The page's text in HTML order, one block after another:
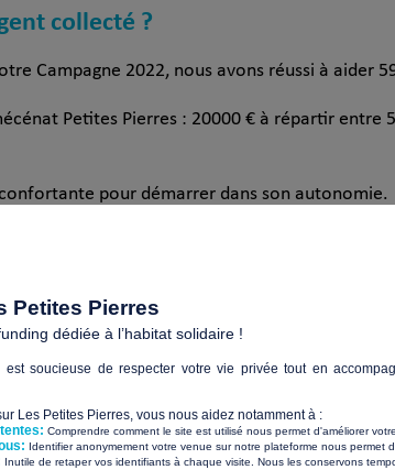
collecté ?
Campagne 2022, nous avons réussi à aider
Petites Pierres : 20000 € à répartir entre
pour démarrer dans son autonomie.
rejoignez nous!
Petites Pierres
dédiée à l’habitat solidaire !
est soucieuse de respecter votre vie privée tout en
Les Petites Pierres, vous nous aidez notamment à :
Comprendre comment le site est utilisé nous permet d'améliorer
Identifier anonymement votre venue sur notre plateforme nous permet
Inutile de retaper vos identifiants à chaque visite. Nous les conservons